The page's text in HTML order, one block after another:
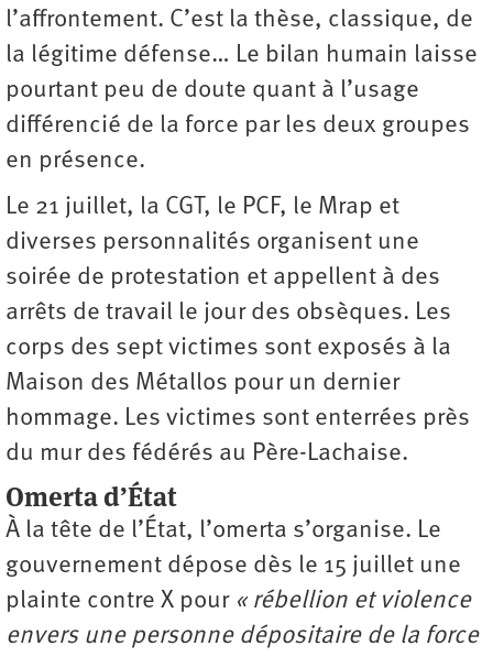
l’affrontement. C’est la thèse, classique, de
la légitime défense… Le bilan humain laisse
pourtant peu de doute quant à l’usage
différencié de la force par les deux groupes
en présence.
Le 21 juillet, la CGT, le PCF, le Mrap et
diverses personnalités organisent une
soirée de protestation et appellent à des
arrêts de travail le jour des obsèques. Les
corps des sept victimes sont exposés à la
Maison des Métallos pour un dernier
hommage. Les victimes sont enterrées près
du mur des fédérés au Père-Lachaise.
Omerta d’État
À la tête de l’État, l’omerta s’organise. Le
gouvernement dépose dès le 15 juillet une
plainte contre X pour « rébellion et violence
envers une personne dépositaire de la force